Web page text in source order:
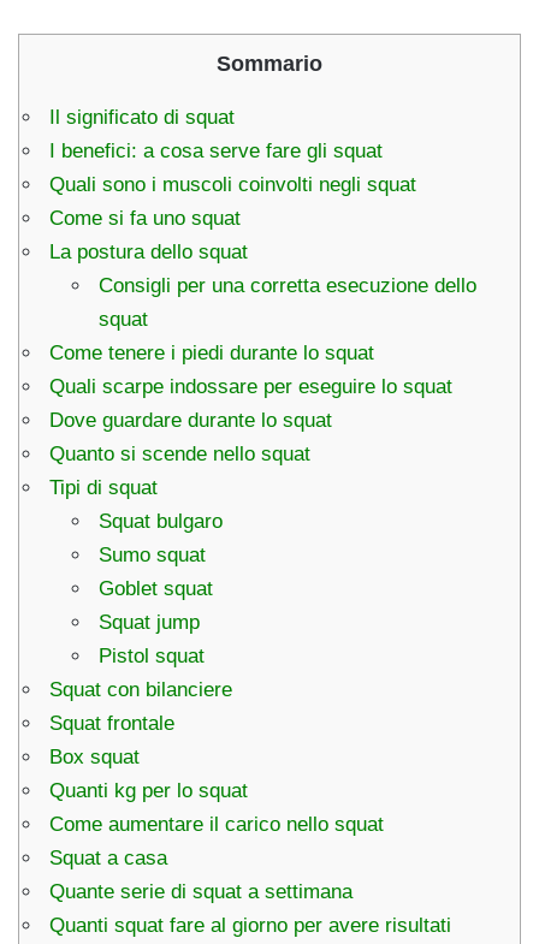
Sommario
Il significato di squat
I benefici: a cosa serve fare gli squat
Quali sono i muscoli coinvolti negli squat
Come si fa uno squat
La postura dello squat
Consigli per una corretta esecuzione dello
squat
Come tenere i piedi durante lo squat
Quali scarpe indossare per eseguire lo squat
Dove guardare durante lo squat
Quanto si scende nello squat
Tipi di squat
Squat bulgaro
Sumo squat
Goblet squat
Squat jump
Pistol squat
Squat con bilanciere
Squat frontale
Box squat
Quanti kg per lo squat
Come aumentare il carico nello squat
Squat a casa
Quante serie di squat a settimana
Quanti squat fare al giorno per avere risultati